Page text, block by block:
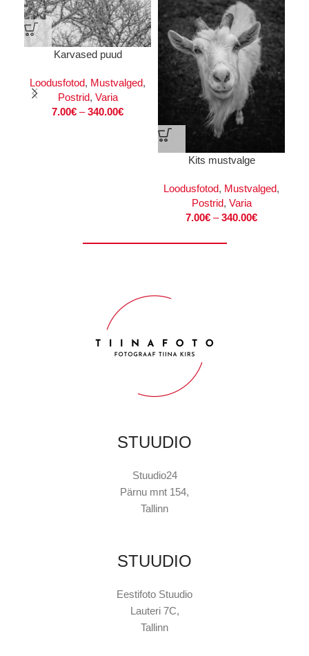
Karvased puud
Loodusfotod, Mustvalged,
Postrid, Varia
7.00€ – 340.00€
Kits mustvalge
Loodusfotod, Mustvalged,
Postrid, Varia
7.00€ – 340.00€
STUUDIO
Stuudio24
Pärnu mnt 154,
Tallinn
STUUDIO
Eestifoto Stuudio
Lauteri 7C,
Tallinn